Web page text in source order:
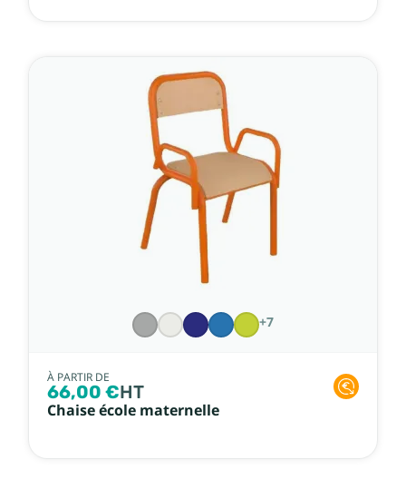
+7
À PARTIR DE
66,00 €HT
Chaise école maternelle